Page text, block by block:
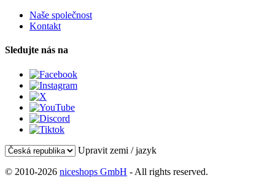
Naše společnost
Kontakt
Sledujte nás na
Upravit zemi / jazyk
© 2010-2026 niceshops GmbH - All rights reserved.